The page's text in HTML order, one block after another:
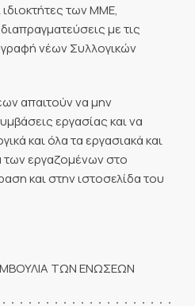
των ΜΜΕ,
με τις
νέων Συλλογικών
απαιτούν να μην
εργασίας και να
και όλα τα εργασιακά και
των εργαζομένων στο
και στην ιστοσελίδα του
ΤΩΝ ΕΝΩΣΕΩΝ